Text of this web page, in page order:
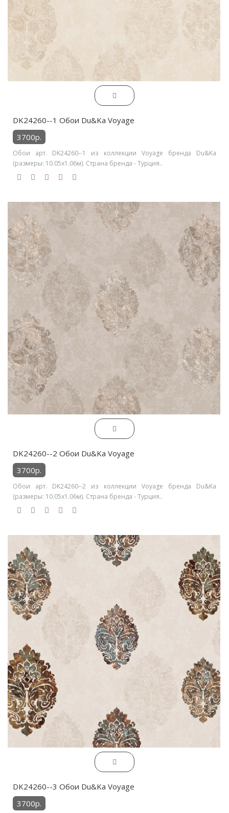
DK24260--1 Обои Du&Ka Voyage
3700р.
Обои арт. DK24260--1 из коллекции Voyage бренда Du&Ka
(размеры: 10.05х1.06м). Страна бренда - Турция..
DK24260--2 Обои Du&Ka Voyage
3700р.
Обои арт. DK24260--2 из коллекции Voyage бренда Du&Ka
(размеры: 10.05х1.06м). Страна бренда - Турция..
DK24260--3 Обои Du&Ka Voyage
3700р.